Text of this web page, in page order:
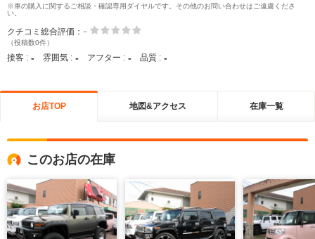
※車の購入に関するご相談・確認専用ダイヤルです。その他のお問い合わせはご遠慮くださ
い。
クチコミ総合評価： -
（投稿数0件）
接客 : - 雰囲気 : - アフター : - 品質 : -
お店TOP 地図&アクセス 在庫一覧
このお店の在庫